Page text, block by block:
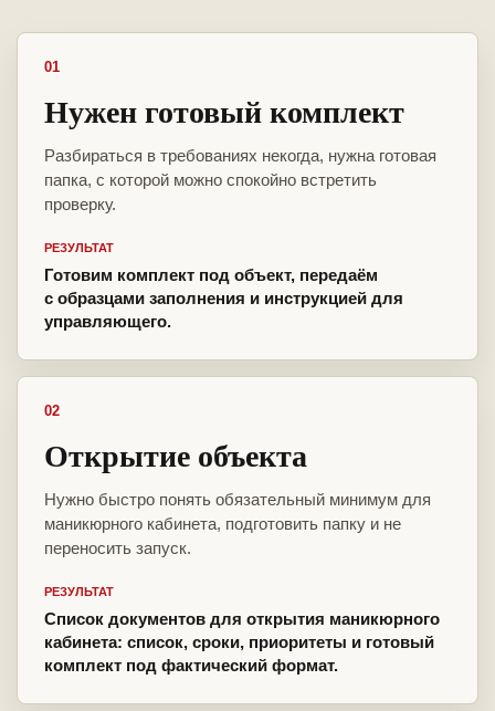
01
Нужен готовый комплект
Разбираться в требованиях некогда, нужна готовая
папка, с которой можно спокойно встретить
проверку.
РЕЗУЛЬТАТ
Готовим комплект под объект, передаём
с образцами заполнения и инструкцией для
управляющего.
02
Открытие объекта
Нужно быстро понять обязательный минимум для
маникюрного кабинета, подготовить папку и не
переносить запуск.
РЕЗУЛЬТАТ
Список документов для открытия маникюрного
кабинета: список, сроки, приоритеты и готовый
комплект под фактический формат.